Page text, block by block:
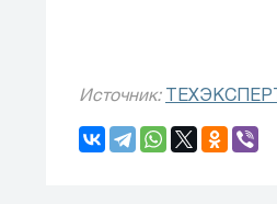
Источник: ТЕХЭКСПЕРТ